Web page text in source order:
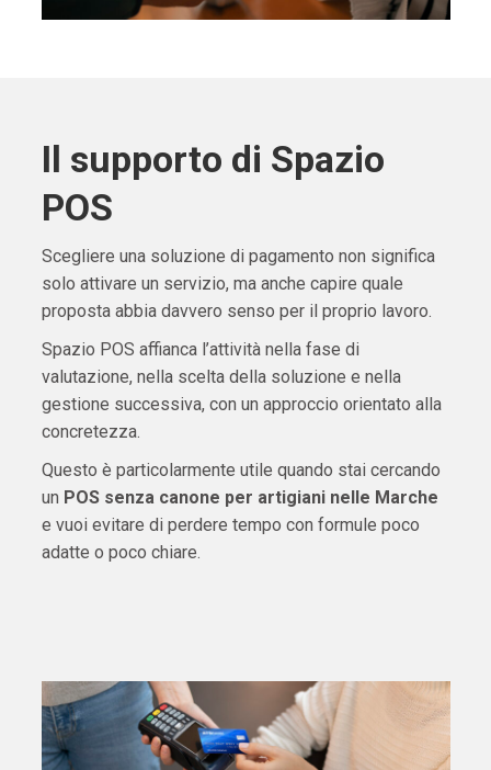
Il supporto di Spazio
POS
Scegliere una soluzione di pagamento non significa
solo attivare un servizio, ma anche capire quale
proposta abbia davvero senso per il proprio lavoro.
Spazio POS affianca l’attività nella fase di
valutazione, nella scelta della soluzione e nella
gestione successiva, con un approccio orientato alla
concretezza.
Questo è particolarmente utile quando stai cercando
un POS senza canone per artigiani nelle Marche
e vuoi evitare di perdere tempo con formule poco
adatte o poco chiare.